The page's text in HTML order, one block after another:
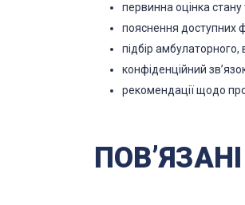
первинна оцінка стану
пояснення доступних
підбір
конфіденційний
рекомендації щодо